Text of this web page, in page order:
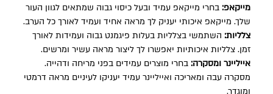
מייקאפ: בחרי מייקאפ עמיד ובעל כיסוי גבוה שמתאים לגוון העור
שלך. מייקאפ איכותי יעניק לך מראה אחיד ועמיד לאורך כל הערב.
צלליות: השתמשי בצלליות בעלות פיגמנט גבוה ועמידות לאורך
זמן. צלליות איכותיות יאפשרו לך ליצור מראה עשיר ומרשים.
אייליינר ומסקרה: בחרי מוצרים עמידים בפני מריחה ודהייה.
מסקרה עבה ומאריכה ואייליינר עמיד יעניקו לעיניים מראה דרמטי
ומוגדר.